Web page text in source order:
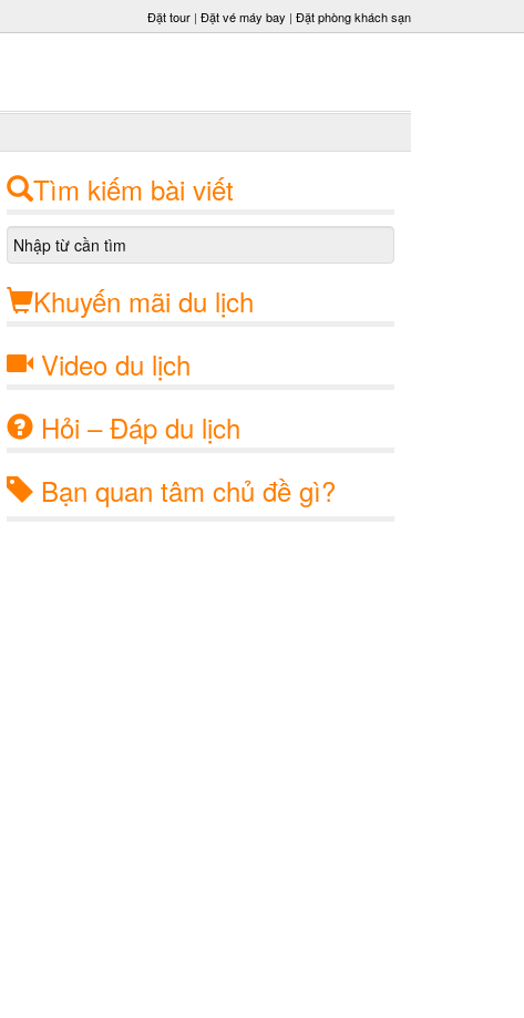
Đặt tour | Đặt vé máy bay | Đặt phòng khách sạn
Tìm kiếm bài viết
Khuyến mãi du lịch
Video du lịch
Hỏi – Đáp du lịch
Bạn quan tâm chủ đề gì?